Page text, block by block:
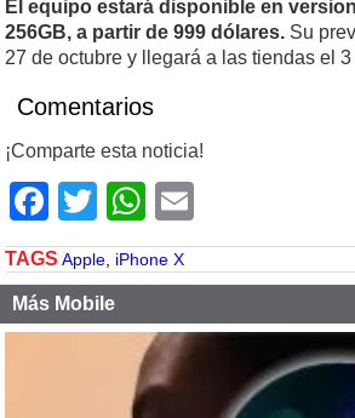
El equipo estará disponible en
256GB, a partir de 999 dólares. Su
27 de octubre y llegará a las tiendas el
Comentarios
¡Comparte esta noticia!
Facebook
TwitterWhatsApp
TAGS Apple iPhone X
Más Mobile